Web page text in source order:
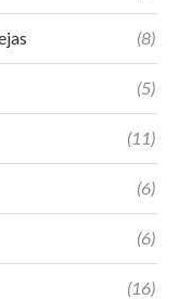
(8)
(5)
(11)
(6)
(6)
(16)